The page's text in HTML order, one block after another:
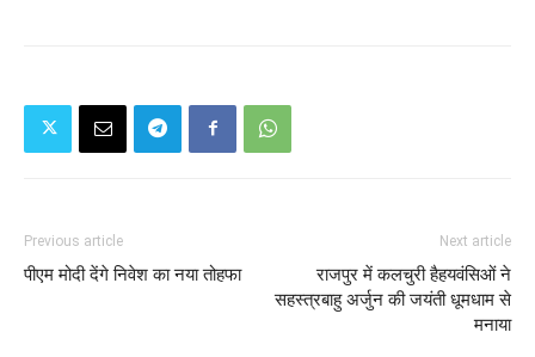
Previous article
पीएम मोदी देंगे निवेश का नया तोहफा
Next article
राजपुर में कलचुरी हैहयवंसिओं ने
सहस्त्रबाहु अर्जुन की जयंती धूमधाम से
मनाया